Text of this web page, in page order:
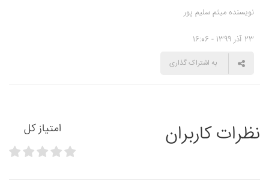
نویسنده میثم سلیم پور
23 آذر 1399 - 16:06
به اشتراک گذاری
نظرات کاربران امتیاز کل